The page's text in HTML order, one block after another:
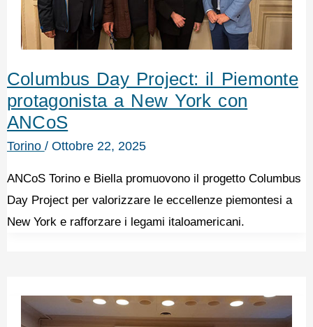
Columbus Day Project: il Piemonte
protagonista a New York con
ANCoS
Torino / Ottobre 22, 2025
ANCoS Torino e Biella promuovono il progetto Columbus
Day Project per valorizzare le eccellenze piemontesi a
New York e rafforzare i legami italoamericani.